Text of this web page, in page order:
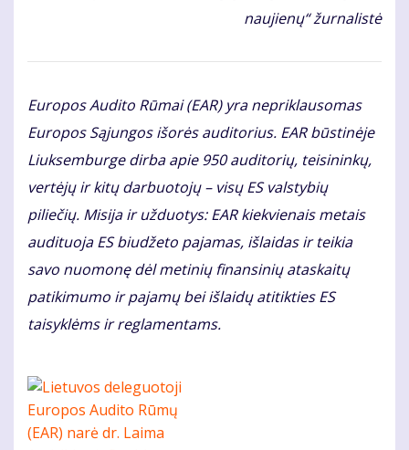
naujienų“ žurnalistė
Europos Audito Rūmai (EAR) yra nepriklausomas
Europos Sąjungos išorės auditorius. EAR būstinėje
Liuksemburge dirba apie 950 auditorių, teisininkų,
vertėjų ir kitų darbuotojų – visų ES valstybių
piliečių. Misija ir užduotys: EAR kiekvienais metais
audituoja ES biudžeto pajamas, išlaidas ir teikia
savo nuomonę dėl metinių finansinių ataskaitų
patikimumo ir pajamų bei išlaidų atitikties ES
taisyklėms ir reglamentams.